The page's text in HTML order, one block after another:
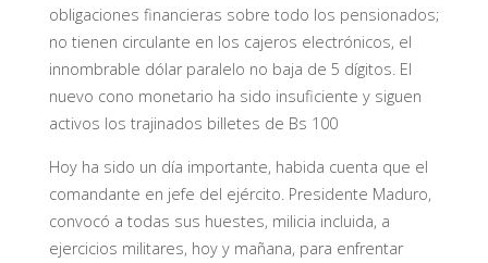
obligaciones financieras sobre todo los pensionados;
no tienen circulante en los cajeros electrónicos, el
innombrable dólar paralelo no baja de 5 dígitos. El
nuevo cono monetario ha sido insuficiente y siguen
activos los trajinados billetes de Bs 100
Hoy ha sido un día importante, habida cuenta que el
comandante en jefe del ejército. Presidente Maduro,
convocó a todas sus huestes, milicia incluida, a
ejercicios militares, hoy y mañana, para enfrentar